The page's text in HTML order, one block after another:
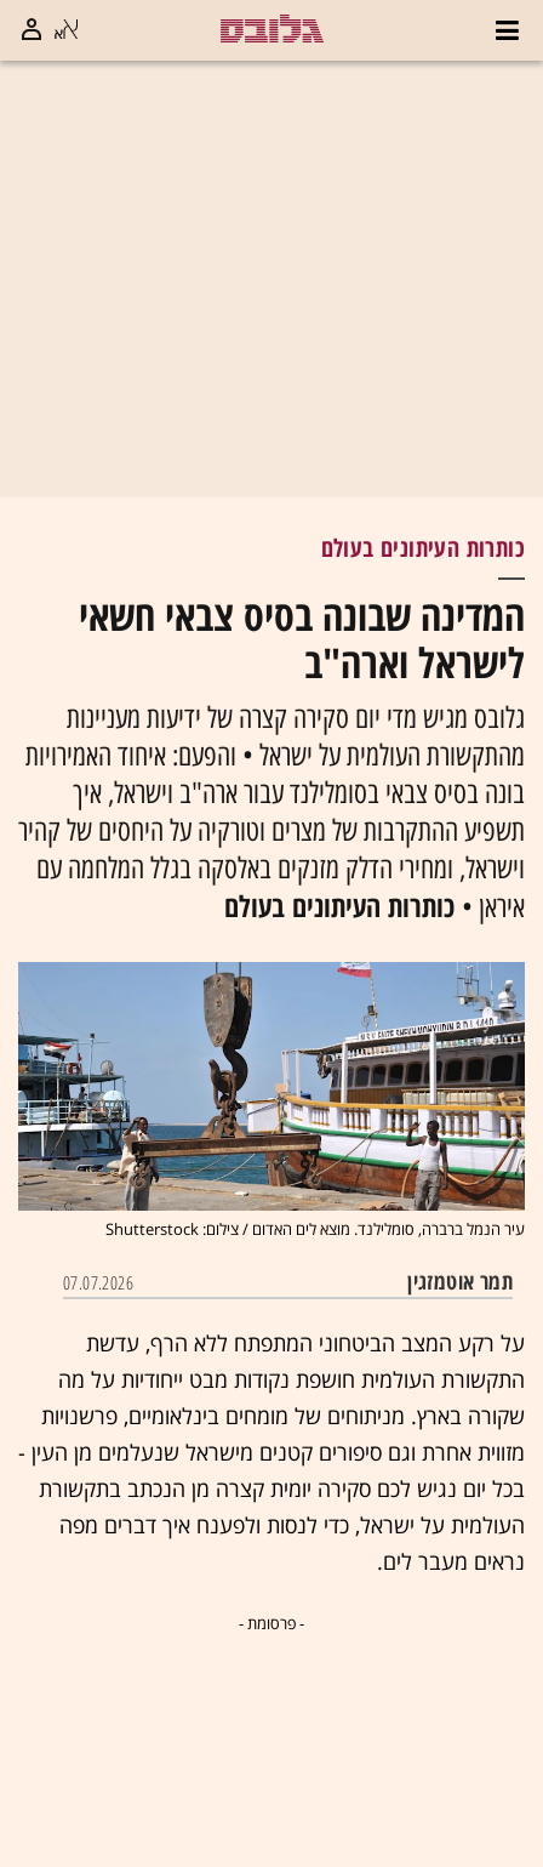
כותרות העיתונים בעולם
המדינה שבונה בסיס צבאי חשאי
לישראל וארה"ב
גלובס מגיש מדי יום סקירה קצרה של ידיעות מעניינות
מהתקשורת העולמית על ישראל • והפעם: איחוד האמירויות
בונה בסיס צבאי בסומלילנד עבור ארה"ב וישראל, איך
תשפיע ההתקרבות של מצרים וטורקיה על היחסים של קהיר
וישראל, ומחירי הדלק מזנקים באלסקה בגלל המלחמה עם
איראן • כותרות העיתונים בעולם
עיר הנמל ברברה, סומלילנד. מוצא לים האדום / צילום: Shutterstock
תמר אוטמזגין 07.07.2026
על רקע המצב הביטחוני המתפתח ללא הרף, עדשת
התקשורת העולמית חושפת נקודות מבט ייחודיות על מה
שקורה בארץ. מניתוחים של מומחים בינלאומיים, פרשנויות
מזווית אחרת וגם סיפורים קטנים מישראל שנעלמים מן העין -
בכל יום נגיש לכם סקירה יומית קצרה מן הנכתב בתקשורת
העולמית על ישראל, כדי לנסות ולפענח איך דברים מפה
נראים מעבר לים.
- פרסומת -